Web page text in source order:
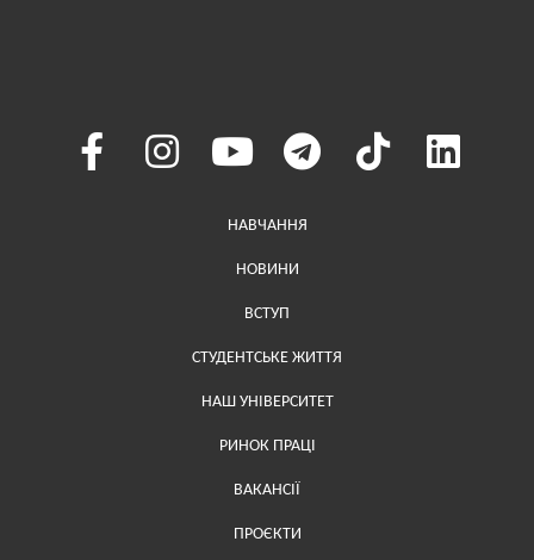
Меню у хедері
НАВЧАННЯ
НОВИНИ
ВСТУП
СТУДЕНТСЬКЕ ЖИТТЯ
НАШ УНІВЕРСИТЕТ
РИНОК ПРАЦІ
ВАКАНСІЇ
ПРОЄКТИ